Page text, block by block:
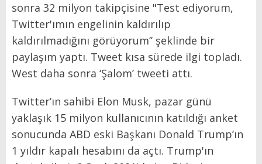
sonra 32 milyon takipçisine "Test ediyorum,
Twitter'ımın engelinin kaldırılıp
kaldırılmadığını görüyorum’’ şeklinde bir
paylaşım yaptı. Tweet kısa sürede ilgi topladı.
West daha sonra ‘Şalom’ tweeti attı.
Twitter’ın sahibi Elon Musk, pazar günü
yaklaşık 15 milyon kullanıcının katıldığı anket
sonucunda ABD eski Başkanı Donald Trump’ın
1 yıldır kapalı hesabını da açtı. Trump'ın